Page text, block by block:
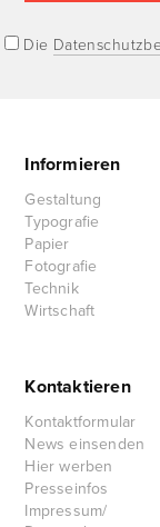
Die
Informieren
Gestaltung
Typografie
Papier
Fotografie
Technik
Wirtschaft
Kontaktieren
Kontaktformular
News einsenden
Hier werben
Presseinfos
Impressum/